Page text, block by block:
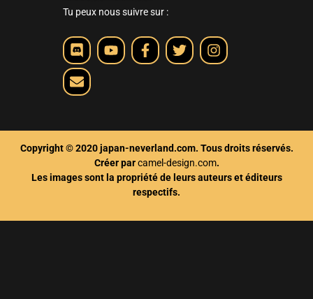
Tu peux nous suivre sur :
Copyright © 2020 japan-neverland.com. Tous droits réservés.
Créer parcamel-design.com.
Les images sont la propriété de leurs auteurs et éditeurs
respectifs.